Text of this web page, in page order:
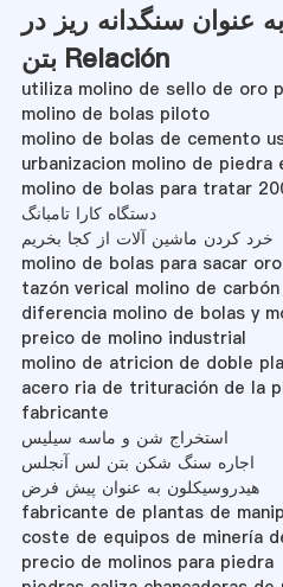
عنوان سنگدانه ریز در
بتن Relación
utiliza molino de sello de oro
molino de bolas piloto
molino de bolas de cemento
urbanizacion molino de piedra
molino de bolas para tratar
دستگاه کارا تامبانگ
خرد کردن ماشین آلات از کجا بخریم
molino de bolas para sacar oro
tazón verical molino de carbón
diferencia molino de bolas y
preico de molino industrial
molino de atricion de doble
acero ria de trituración de la
fabricante
استخراج شن و ماسه سیلیس
اجاره سنگ شکن بتن لس آنجلس
هیدروسیکلون به عنوان پیش فرض
fabricante de plantas de
coste de equipos de minería
precio de molinos para piedra